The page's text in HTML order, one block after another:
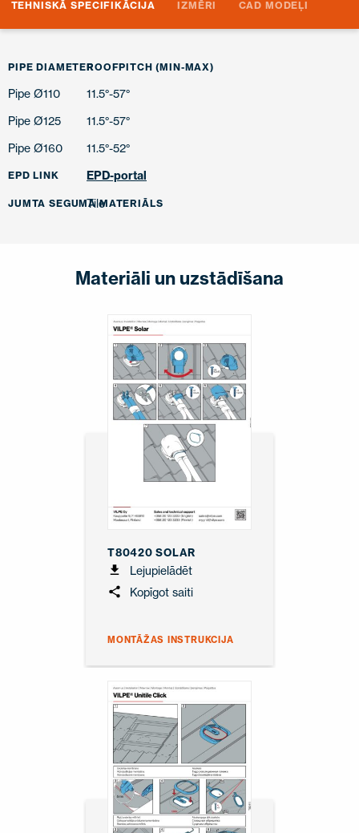
TEHNISKĀ SPECIFIKĀCIJA IZMĒRI CAD MODEĻI
PIPE DIAMETERROOFPITCH (MIN-MAX)
Pipe Ø110
11.5°-57°
Pipe Ø125
11.5°-57°
Pipe Ø160
11.5°-52°
EPD LINK EPD-portal
JUMTA SEGUMA MATERIĀLS
Tile
Materiāli un uzstādīšana
T80420 SOLAR
Lejupielādēt
Kopīgot saiti
MONTĀŽAS INSTRUKCIJA